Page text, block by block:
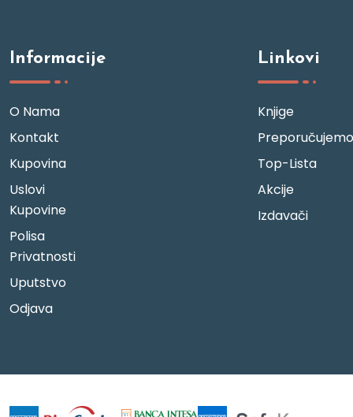
Informacije
O Nama
Kontakt
Kupovina
Uslovi
Kupovine
Polisa
Privatnosti
Uputstvo
Odjava
Linkovi
Knjige
Preporučujemo
Top-Lista
Akcije
Izdavači